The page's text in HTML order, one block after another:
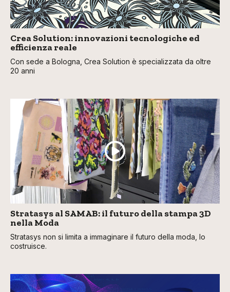
Crea Solution: innovazioni tecnologiche ed
efficienza reale
Con sede a Bologna, Crea Solution è specializzata da oltre
20 anni
Stratasys al SAMAB: il futuro della stampa 3D
nella Moda
Stratasys non si limita a immaginare il futuro della moda, lo
costruisce.